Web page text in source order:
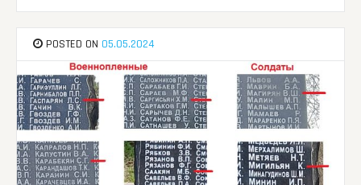
POSTED ON 05.05.2024